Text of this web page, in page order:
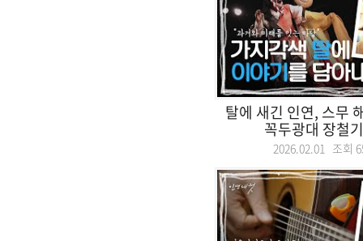
탈에 새긴 인연, 스무
꼭두광대 장철
2026.02.01 조회